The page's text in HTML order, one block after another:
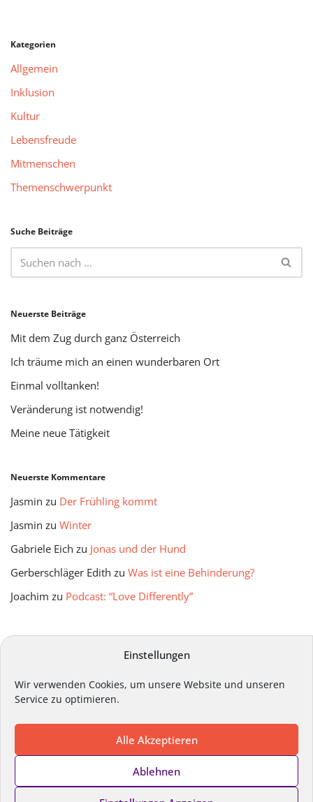
Einstellungen
Wir verwenden Cookies, um unsere Website und unseren
Service zu optimieren.
Alle Akzeptieren
Ablehnen
Kategorien
Allgemein
Inklusion
Kultur
Lebensfreude
Mitmenschen
Themenschwerpunkt
Suche Beiträge
Neuerste Beiträge
Mit dem Zug durch ganz Österreich
Ich träume mich an einen wunderbaren Ort
Einmal volltanken!
Veränderung ist notwendig!
Meine neue Tätigkeit
Neuerste Kommentare
Jasmin zu Der Frühling kommt
Jasmin zu Winter
Gabriele Eich zu Jonas und der Hund
Gerberschläger Edith zu Was ist eine Behinderung?
Joachim zu Podcast: “Love Differently”
Impressum Datenschutz
Kontakt